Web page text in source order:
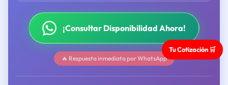
¡Consultar Disponibilidad Ahora!
🔥 Respuesta inmediata por WhatsApp
Tu Cotización 🛒